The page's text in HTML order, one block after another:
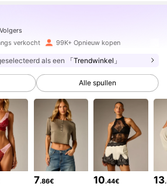
verkocht 99K+ Opnieuw kopen
als een 「Trendwinkel」
Alle spullen
7.86€ 10.44€ 13